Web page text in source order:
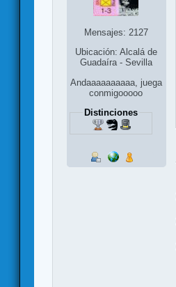
Mensajes: 2127
Ubicación: Alcalá de
Guadaíra - Sevilla
Andaaaaaaaaaa, juega
conmigooooo
Distinciones